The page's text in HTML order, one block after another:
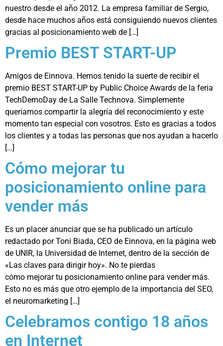
nuestro desde el año 2012. La empresa familiar de Sergio,
desde hace muchos años está consiguiendo nuevos clientes
gracias al posicionamiento web de […]
Premio BEST START-UP
Amigos de Einnova. Hemos tenido la suerte de recibir el
premio BEST START-UP by Public Choice Awards de la feria
TechDemoDay de La Salle Technova. Simplemente
queríamos compartir la alegría del reconocimiento y este
momento tan especial con vosotros. Esto es gracias a todos
los clientes y a todas las personas que nos ayudan a hacerlo
[…]
Cómo mejorar tu
posicionamiento online para
vender más
Es un placer anunciar que se ha publicado un artículo
redactado por Toni Biada, CEO de Einnova, en la página web
de UNIR, la Universidad de Internet, dentro de la sección de
«Las claves para dirigir hoy». No te pierdas
cómo mejorar tu posicionamiento online para vender más.
Esto no es más que otro ejemplo de la importancia del SEO,
el neuromarketing […]
Celebramos contigo 18 años
en Internet